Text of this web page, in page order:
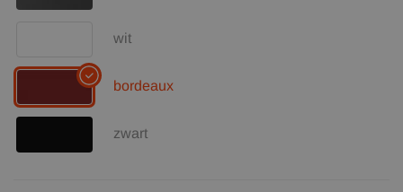
wit
bordeaux
zwart